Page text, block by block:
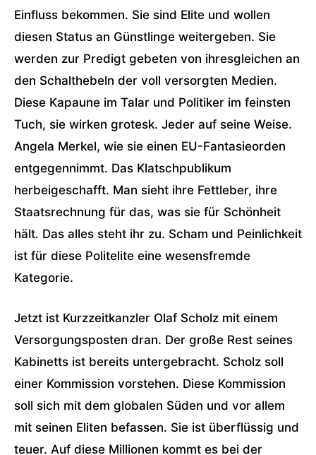
Einfluss bekommen. Sie sind Elite und wollen
diesen Status an Günstlinge weitergeben. Sie
werden zur Predigt gebeten von ihresgleichen an
den Schalthebeln der voll versorgten Medien.
Diese Kapaune im Talar und Politiker im feinsten
Tuch, sie wirken grotesk. Jeder auf seine Weise.
Angela Merkel, wie sie einen EU-Fantasieorden
entgegennimmt. Das Klatschpublikum
herbeigeschafft. Man sieht ihre Fettleber, ihre
Staatsrechnung für das, was sie für Schönheit
hält. Das alles steht ihr zu. Scham und Peinlichkeit
ist für diese Politelite eine wesensfremde
Kategorie.
Jetzt ist Kurzzeitkanzler Olaf Scholz mit einem
Versorgungsposten dran. Der große Rest seines
Kabinetts ist bereits untergebracht. Scholz soll
einer Kommission vorstehen. Diese Kommission
soll sich mit dem globalen Süden und vor allem
mit seinen Eliten befassen. Sie ist überflüssig und
teuer. Auf diese Millionen kommt es bei der